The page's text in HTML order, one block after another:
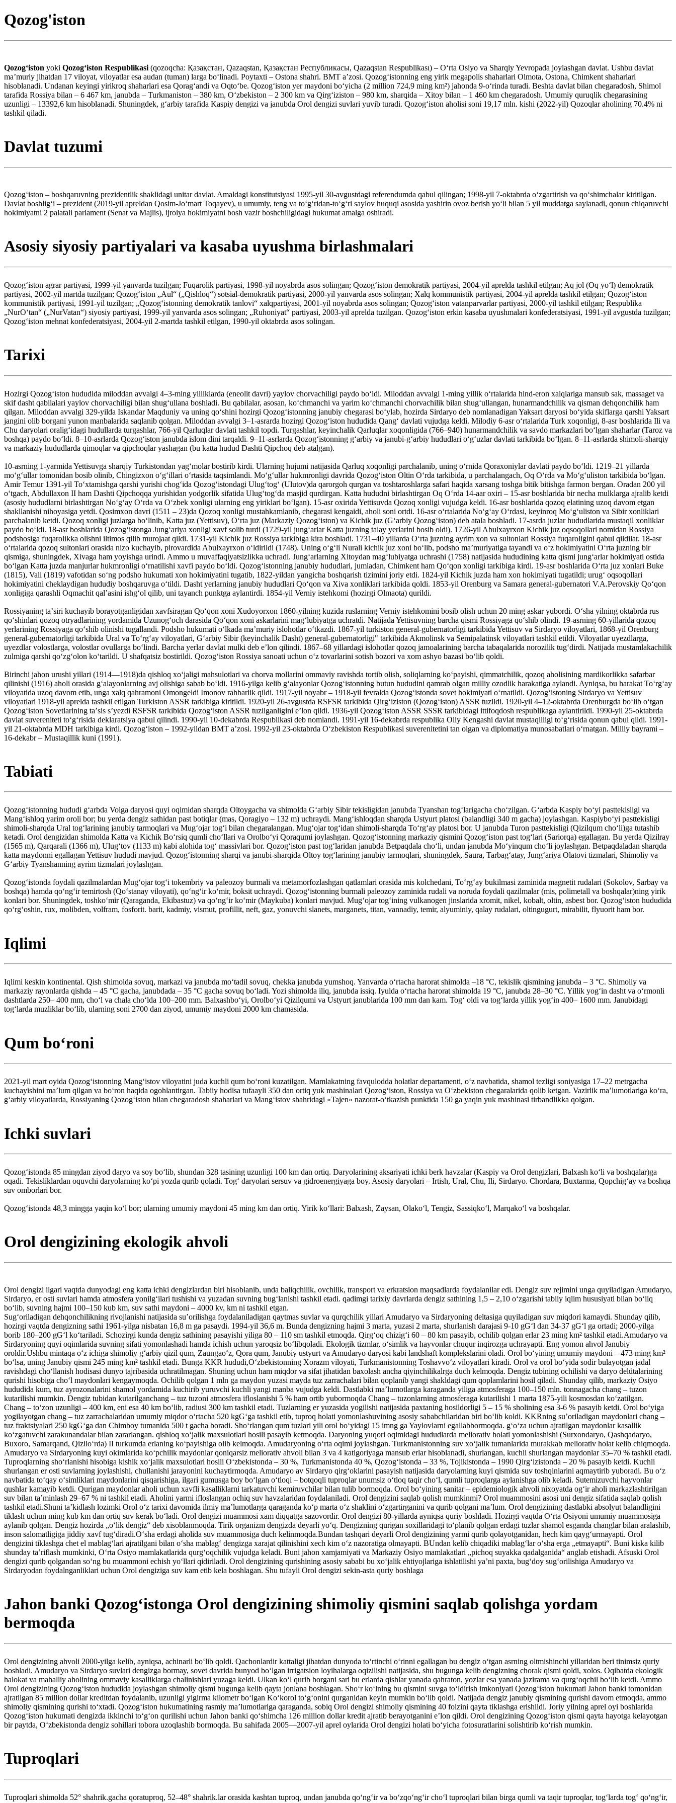
Qozog'iston
Qozogʻiston yoki Qozogʻiston Respublikasi (qozoqcha: Қазақстан, Qazaqstan, Қазақстан Республикасы, Qazaqstan Respublikası) – Oʻrta Osiyo va Sharqiy Yevropada joylashgan davlat. Ushbu davlat
maʼmuriy jihatdan 17 viloyat, viloyatlar esa audan (tuman) larga boʻlinadi. Poytaxti – Ostona shahri. BMT aʼzosi. Qozogʻistonning eng yirik megapolis shaharlari Olmota, Ostona, Chimkent shaharlari
hisoblanadi. Undanan keyingi yirikroq shaharlari esa Qoragʻandi va Oqtoʻbe. Qozogʻiston yer maydoni boʻyicha (2 million 724,9 ming km²) jahonda 9-oʻrinda turadi. Beshta davlat bilan chegaradosh, Shimol
tarafida Rossiya bilan – 6 467 km, janubda – Turkmaniston – 380 km, Oʻzbekiston – 2 300 km va Qirgʻiziston – 980 km, sharqida – Xitoy bilan – 1 460 km chegaradosh. Umumiy quruqlik chegarasining
uzunligi – 13392,6 km hisoblanadi. Shuningdek, gʻarbiy tarafida Kaspiy dengizi va janubda Orol dengizi suvlari yuvib turadi. Qozogʻiston aholisi soni 19,17 mln. kishi (2022-yil) Qozoqlar aholining 70.4% ni
tashkil qiladi.
Davlat tuzumi
Qozogʻiston – boshqaruvning prezidentlik shaklidagi unitar davlat. Amaldagi konstitutsiyasi 1995-yil 30-avgustdagi referendumda qabul qilingan; 1998-yil 7-oktabrda oʻzgartirish va qoʻshimchalar kiritilgan.
Davlat boshligʻi – prezident (2019-yil apreldan Qosim-Joʻmart Toqayev), u umumiy, teng va toʻgʻridan-toʻgʻri saylov huquqi asosida yashirin ovoz berish yoʻli bilan 5 yil muddatga saylanadi, qonun chiqaruvchi
hokimiyatni 2 palatali parlament (Senat va Majlis), ijroiya hokimiyatni bosh vazir boshchiligidagi hukumat amalga oshiradi.
Asosiy siyosiy partiyalari va kasaba uyushma birlashmalari
Qozogʻiston agrar partiyasi, 1999-yil yanvarda tuzilgan; Fuqarolik partiyasi, 1998-yil noyabrda asos solingan; Qozogʻiston demokratik partiyasi, 2004-yil aprelda tashkil etilgan; Aq jol (Oq yoʻl) demokratik
partiyasi, 2002-yil martda tuzilgan; Qozogʻiston „Aul“ („Qishloq“) sotsial-demokratik partiyasi, 2000-yil yanvarda asos solingan; Xalq kommunistik partiyasi, 2004-yil aprelda tashkil etilgan; Qozogʻiston
kommunistik partiyasi, 1991-yil tuzilgan; „Qozogʻistonning demokratik tanlovi“ xalqpartiyasi, 2001-yil noyabrda asos solingan; Qozogʻiston vatanparvarlar partiyasi, 2000-yil tashkil etilgan; Respublika
„NurOʻtan“ („NurVatan“) siyosiy partiyasi, 1999-yil yanvarda asos solingan; „Ruhoniyat“ partiyasi, 2003-yil aprelda tuzilgan. Qozogʻiston erkin kasaba uyushmalari konfederatsiyasi, 1991-yil avgustda tuzilgan;
Qozogʻiston mehnat konfederatsiyasi, 2004-yil 2-martda tashkil etilgan, 1990-yil oktabrda asos solingan.
Tarixi
Hozirgi Qozogʻiston hududida miloddan avvalgi 4–3-ming yilliklarda (eneolit davri) yaylov chorvachiligi paydo boʻldi. Miloddan avvalgi 1-ming yillik oʻrtalarida hind-eron xalqlariga mansub sak, massaget va
skif dasht qabilalari yaylov chorvachiligi bilan shugʻullana boshladi. Bu qabilalar, asosan, koʻchmanchi va yarim koʻchmanchi chorvachilik bilan shugʻullangan, hunarmandchilik va qisman dehqonchilik ham
qilgan. Miloddan avvalgi 329-yilda Iskandar Maqduniy va uning qoʻshini hozirgi Qozogʻistonning janubiy chegarasi boʻylab, hozirda Sirdaryo deb nomlanadigan Yaksart daryosi boʻyida skiflarga qarshi Yaksart
jangini olib borgani yunon manbalarida saqlanib qolgan. Miloddan avvalgi 3–1-asrarda hozirgi Qozogʻiston hududida Qangʻ davlati vujudga keldi. Milodiy 6-asr oʻrtalarida Turk xoqonligi, 8-asr boshlarida Ili va
Chu daryolari oraligʻidagi hudullarda turgashlar, 766-yil Qarluqlar davlati tashkil topdi. Turgashlar, keyinchalik Qarluqlar xoqonligida (766–940) hunarmandchilik va savdo markazlari boʻlgan shaharlar (Taroz va
boshqa) paydo boʻldi. 8–10-asrlarda Qozogʻiston janubda islom dini tarqaldi. 9–11-asrlarda Qozogʻistonning gʻarbiy va janubi-gʻarbiy hududlari oʻgʻuzlar davlati tarkibida boʻlgan. 8–11-asrlarda shimoli-sharqiy
va markaziy hududlarda qimoqlar va qipchoqlar yashagan (bu katta hudud Dashti Qipchoq deb atalgan).
10-asrning 1-yarmida Yettisuvga sharqiy Turkistondan yagʻmolar bostirib kirdi. Ularning hujumi natijasida Qarluq xoqonligi parchalanib, uning oʻrnida Qoraxoniylar davlati paydo boʻldi. 1219–21 yillarda
moʻgʻullar tomonidan bosib olinib, Chingizxon oʻgʻillari oʻrtasida taqsimlandi. Moʻgʻullar hukmronligi davrida Qozogʻiston Oltin Oʻrda tarkibida, u parchalangach, Oq Oʻrda va Moʻgʻuliston tarkibida boʻlgan.
Amir Temur 1391-yil Toʻxtamishga qarshi yurishi chogʻida Qozogʻistondagi Ulugʻtogʻ (Ulutov)da qarorgoh qurgan va toshtaroshlarga safari haqida xarsang toshga bitik bitishga farmon bergan. Oradan 200 yil
oʻtgach, Abdullaxon II ham Dashti Qipchoqqa yurishidan yodgorlik sifatida Ulugʻtogʻda masjid qurdirgan. Katta hududni birlashtirgan Oq Oʻrda 14-aar oxiri – 15-asr boshlarida bir necha mulklarga ajralib ketdi
(asosiy hududlarni birlashtirgan Noʻgʻay Oʻrda va Oʻzbek xonligi ularning eng yiriklari boʻlgan). 15-asr oxirida Yettisuvda Qozoq xonligi vujudga keldi. 16-asr boshlarida qozoq elatining uzoq davom etgan
shakllanishi nihoyasiga yetdi. Qosimxon davri (1511 – 23)da Qozoq xonligi mustahkamlanib, chegarasi kengaidi, aholi soni ortdi. 16-asr oʻrtalarida Noʻgʻay Oʻrdasi, keyinroq Moʻgʻuliston va Sibir xonliklari
parchalanib ketdi. Qozoq xonligi juzlarga boʻlinib, Katta juz (Yettisuv), Oʻrta juz (Markaziy Qozogʻiston) va Kichik juz (Gʻarbiy Qozogʻiston) deb atala boshladi. 17-asrda juzlar hududlarida mustaqil xonliklar
paydo boʻldi. 18-asr boshlarida Qozogʻistonga Jungʻariya xonligi xavf solib turdi (1729-yil jungʻarlar Katta juzning talay yerlarini bosib oldi). 1726-yil Abulxayrxon Kichik juz oqsoqollari nomidan Rossiya
podshosiga fuqarolikka olishni iltimos qilib murojaat qildi. 1731-yil Kichik juz Rossiya tarkibiga kira boshladi. 1731–40 yillarda Oʻrta juzning ayrim xon va sultonlari Rossiya fuqaroligini qabul qildilar. 18-asr
oʻrtalarida qozoq sultonlari orasida nizo kuchayib, pirovardida Abulxayrxon oʻldirildi (1748). Uning oʻgʻli Nurali kichik juz xoni boʻlib, podsho maʼmuriyatiga tayandi va oʻz hokimiyatini Oʻrta juzning bir
qismiga, shuningdek, Xivaga ham yoyishga urindi. Ammo u muvaffaqiyatsizlikka uchradi. Jungʻarlarning Xitoydan magʻlubiyatga uchrashi (1758) natijasida hududining katta qismi jungʻarlar hokimiyati ostida
boʻlgan Katta juzda manjurlar hukmronligi oʻrnatilishi xavfi paydo boʻldi. Qozogʻistonning janubiy hududlari, jumladan, Chimkent ham Qoʻqon xonligi tarkibiga kirdi. 19-asr boshlarida Oʻrta juz xonlari Buke
(1815), Vali (1819) vafotidan soʻng podsho hukumati xon hokimiyatini tugatib, 1822-yildan yangicha boshqarish tizimini joriy etdi. 1824-yil Kichik juzda ham xon hokimiyati tugatildi; urugʻ oqsoqollari
hokimiyatini cheklaydigan hududiy boshqaruvga oʻtildi. Dasht yerlarning janubiy hududlari Qoʻqon va Xiva xonliklari tarkibida qoldi. 1853-yil Orenburg va Samara general-gubernatori V.A.Perovskiy Qoʻqon
xonligiga qarashli Oqmachit qalʼasini ishgʻol qilib, uni tayanch punktga aylantirdi. 1854-yil Verniy istehkomi (hozirgi Olmaota) qurildi.
Rossiyaning taʼsiri kuchayib borayotganligidan xavfsiragan Qoʻqon xoni Xudoyorxon 1860-yilning kuzida ruslarning Verniy istehkomini bosib olish uchun 20 ming askar yubordi. Oʻsha yilning oktabrda rus
qoʻshinlari qozoq otryadlarining yordamida Uzunogʻoch darasida Qoʻqon xoni askarlarini magʻlubiyatga uchratdi. Natijada Yettisuvning barcha qismi Rossiyaga qoʻshib olindi. 19-asrning 60-yillarida qozoq
yerlarining Rossiyaga qoʻshib olinishi tugallandi. Podsho hukumati oʻlkada maʼmuriy islohotlar oʻtkazdi. 1867-yil turkiston general-gubernatorligi tarkibida Yettisuv va Sirdaryo viloyatlari, 1868-yil Orenburg
general-gubernatorligi tarkibida Ural va Toʻrgʻay viloyatlari, Gʻarbiy Sibir (keyinchalik Dasht) general-gubernatorligi" tarkibida Akmolinsk va Semipalatinsk viloyatlari tashkil etildi. Viloyatlar uyezdlarga,
uyezdlar volostlarga, volostlar ovullarga boʻlindi. Barcha yerlar davlat mulki deb eʼlon qilindi. 1867–68 yillardagi islohotlar qozoq jamoalarining barcha tabaqalarida norozilik tugʻdirdi. Natijada mustamlakachilik
zulmiga qarshi qoʻzgʻolon koʻtarildi. U shafqatsiz bostirildi. Qozogʻiston Rossiya sanoati uchun oʻz tovarlarini sotish bozori va xom ashyo bazasi boʻlib qoldi.
Birinchi jahon urushi yillari (1914—1918)da qishloq xoʻjaligi mahsulotlari va chorva mollarini ommaviy ravishda tortib olish, soliqlarning koʻpayishi, qimmatchilik, qozoq aholisining mardikorlikka safarbar
qilinishi (1916) aholi orasida gʻalayonlarning avj olishiga sabab boʻldi. 1916-yilga kelib gʻalayonlar Qozogʻistonning butun hududini qamrab olgan milliy ozodlik harakatiga aylandi. Ayniqsa, bu harakat Toʻrgʻay
viloyatida uzoq davom etib, unga xalq qahramoni Omongeldi Imonov rahbarlik qildi. 1917-yil noyabr – 1918-yil fevralda Qozogʻistonda sovet hokimiyati oʻrnatildi. Qozogʻistoning Sirdaryo va Yettisuv
viloyatlari 1918-yil aprelda tashkil etilgan Turkiston ASSR tarkibiga kiritildi. 1920-yil 26-avgustda RSFSR tarkibida Qirgʻiziston (Qozogʻiston) ASSR tuzildi. 1920-yil 4–12-oktabrda Orenburgda boʻlib oʻtgan
Qozogʻiston Sovetlarining taʼsis sʼyezdi RSFSR tarkibida Qozogʻiston ASSR tuzilganligini eʼlon qildi. 1936-yil Qozogʻiston ASSR SSSR tarkibidagi ittifoqdosh respublikaga aylantirildi. 1990-yil 25-oktabrda
davlat suvereniteti toʻgʻrisida deklaratsiya qabul qilindi. 1990-yil 10-dekabrda Respublikasi deb nomlandi. 1991-yil 16-dekabrda respublika Oliy Kengashi davlat mustaqilligi toʻgʻrisida qonun qabul qildi. 1991-
yil 21-oktabrda MDH tarkibiga kirdi. Qozogʻiston – 1992-yildan BMT aʼzosi. 1992-yil 23-oktabrda Oʻzbekiston Respublikasi suverenitetini tan olgan va diplomatiya munosabatlari oʻrnatgan. Milliy bayrami –
16-dekabr – Mustaqillik kuni (1991).
Tabiati
Qozogʻistonning hududi gʻarbda Volga daryosi quyi oqimidan sharqda Oltoygacha va shimolda Gʻarbiy Sibir tekisligidan janubda Tyanshan togʻlarigacha choʻzilgan. Gʻarbda Kaspiy boʻyi pasttekisligi va
Mangʻishloq yarim oroli bor; bu yerda dengiz sathidan past botiqlar (mas, Qoragiyo – 132 m) uchraydi. Mangʻishloqdan sharqda Ustyurt platosi (balandligi 340 m gacha) joylashgan. Kaspiyboʻyi pasttekisligi
shimoli-sharqda Ural togʻlarining janubiy tarmoqlari va Mugʻojar togʻi bilan chegaralangan. Mugʻojar togʻidan shimoli-sharqda Toʻrgʻay platosi bor. U janubda Turon pasttekisligi (Qizilqum choʻli)ga tutashib
ketadi. Orol dengizidan shimolda Katta va Kichik Boʻrsiq qumli choʻllari va Orolboʻyi Qoraqumi joylashgan. Qozogʻistonning markaziy qismini Qozogʻiston past togʻlari (Sariorqa) egallagan. Bu yerda Qizilray
(1565 m), Qarqarali (1366 m), Ulugʻtov (1133 m) kabi alohida togʻ massivlari bor. Qozogʻiston past togʻlaridan janubda Betpaqdala choʻli, undan janubda Moʻyinqum choʻli joylashgan. Betpaqdaladan sharqda
katta maydonni egallagan Yettisuv hududi mavjud. Qozogʻistonning sharqi va janubi-sharqida Oltoy togʻlarining janubiy tarmoqlari, shuningdek, Saura, Tarbagʻatay, Jungʻariya Olatovi tizmalari, Shimoliy va
Gʻarbiy Tyanshanning ayrim tizmalari joylashgan.
Qozogʻistonda foydali qazilmalardan Mugʻojar togʻi tokembriy va paleozoy burmali va metamorfozlashgan qatlamlari orasida mis kolchedani, Toʻrgʻay bukilmasi zaminida magnetit rudalari (Sokolov, Sarbay va
boshqa) hamda qoʻngʻir temirtosh (Qoʻstanay viloyati), qoʻngʻir koʻmir, boksit uchraydi. Qozogʻistonning burmali paleozoy zaminida rudali va noruda foydali qazilmalar (mis, polimetall va boshqalar)ning yirik
konlari bor. Shuningdek, toshkoʻmir (Qaraganda, Ekibastuz) va qoʻngʻir koʻmir (Maykuba) konlari mavjud. Mugʻojar togʻining vulkanogen jinslarida xromit, nikel, kobalt, oltin, asbest bor. Qozogʻiston hududida
qoʻrgʻoshin, rux, molibden, volfram, fosforit. barit, kadmiy, vismut, profillit, neft, gaz, yonuvchi slanets, marganets, titan, vannadiy, temir, alyuminiy, qalay rudalari, oltingugurt, mirabilit, flyuorit ham bor.
Iqlimi
Iqlimi keskin kontinental. Qish shimolda sovuq, markazi va janubda moʻtadil sovuq, chekka janubda yumshoq. Yanvarda oʻrtacha harorat shimolda –18 °C, tekislik qismining janubda – 3 °C. Shimoliy va
markaziy rayonlarda qishda – 45 °C gacha, janubdada – 35 °C gacha sovuq boʻladi. Yozi shimolda iliq, janubda issiq. Iyulda oʻrtacha harorat shimolda 19 °C, janubda 28–30 °C. Yillik yogʻin dasht va oʻrmonli
dashtlarda 250– 400 mm, choʻl va chala choʻlda 100–200 mm. Balxashboʻyi, Orolboʻyi Qizilqumi va Ustyurt janublarida 100 mm dan kam. Togʻ oldi va togʻlarda yillik yogʻin 400– 1600 mm. Janubidagi
togʻlarda muzliklar boʻlib, ularning soni 2700 dan ziyod, umumiy maydoni 2000 km chamasida.
Qum boʻroni
2021-yil mart oyida Qozogʻistonning Mangʻistov viloyatini juda kuchli qum boʻroni kuzatilgan. Mamlakatning favqulodda holatlar departamenti, oʻz navbatida, shamol tezligi soniyasiga 17–22 metrgacha
kuchayishini maʼlum qilgan va boʻron haqida ogohlantirgan. Tabiiy hodisa tufaayli 350 dan ortiq yuk mashinalari Qozogʻiston, Rossiya va Oʻzbekiston chegaralarida qolib ketgan. Vazirlik maʼlumotlariga koʻra,
gʻarbiy viloyatlarda, Rossiyaning Qozogʻiston bilan chegaradosh shaharlari va Mangʻistov shahridagi «Tajen» nazorat-oʻtkazish punktida 150 ga yaqin yuk mashinasi tirbandlikka qolgan.
Ichki suvlari
Qozogʻistonda 85 mingdan ziyod daryo va soy boʻlib, shundan 328 tasining uzunligi 100 km dan ortiq. Daryolarining aksariyati ichki berk havzalar (Kaspiy va Orol dengizlari, Balxash koʻli va boshqalar)ga
oqadi. Tekisliklardan oquvchi daryolarning koʻpi yozda qurib qoladi. Togʻ daryolari sersuv va gidroenergiyaga boy. Asosiy daryolari – Irtish, Ural, Chu, Ili, Sirdaryo. Chordara, Buxtarma, Qopchigʻay va boshqa
suv omborlari bor.
Qozogʻistonda 48,3 mingga yaqin koʻl bor; ularning umumiy maydoni 45 ming km dan ortiq. Yirik koʻllari: Balxash, Zaysan, Olakoʻl, Tengiz, Sassiqkoʻl, Marqakoʻl va boshqalar.
Orol dengizining ekologik ahvoli
Orol dengizi ilgari vaqtda dunyodagi eng katta ichki dengizlardan biri hisoblanib, unda baliqchilik, ovchilik, transport va erkratsion maqsadlarda foydalanilar edi. Dengiz suv rejimini unga quyiladigan Amudaryo,
Sirdaryo, er osti suvlari hamda atmosfera yonilgʻilari tushishi va yuzadan suvning bugʻlanishi tashkil etadi. qadimgi tarixiy davrlarda dengiz sathining 1,5 – 2,10 oʻzgarishi tabiiy iqlim hususiyati bilan boʻliq
boʻlib, suvning hajmi 100–150 kub km, suv sathi maydoni – 4000 kv, km ni tashkil etgan.
Sugʻoriladigan dehqonchilikning rivojlanishi natijasida suʼorilishga foydalaniladigan qaytmas suvlar va qurqchilik yillari Amudaryo va Sirdaryoning deltasiga quyiladigan suv miqdori kamaydi. Shunday qilib,
hozirgi vaqtda dengizning sathi 1961-yilga nisbatan 16,8 m ga pasaydi. 1994-yil 36,6 m. Bunda dengizning hajmi 3 marta, yuzasi 2 marta, shurlanish darajasi 9-10 gGʻl dan 34-37 gGʻl ga ortadi; 2000-yilga
borib 180–200 gGʻl koʻtariladi. Schozirgi kunda dengiz sathining pasayishi yiliga 80 – 110 sm tashkil etmoqda. Qirgʻoq chizigʻi 60 – 80 km pasayib, ochilib qolgan erlar 23 ming km² tashkil etadi.Amudaryo va
Sirdaryoning quyi oqimlarida suvning sifati yomonlashadi hamda ichish uchun yaroqsiz boʻlibqoladi. Ekologik tizmlar, oʻsimlik va hayvonlar chuqur inqirozga uchrayapti. Eng yomon ahvol Janubiy
oroldir.Ushbu mintaqa oʻz ichiga shimoliy gʻarbiy qizil qum, Zaungaoʻz, Qora qum, Janubiy ustyurt va Amudaryo daryosi kabi landshaft komplekslarini oladi. Orol boʻyining umumiy maydoni – 473 ming km²
boʻlsa, uning Janubiy qismi 245 ming km² tashkil etadi. Bunga KKR hududi,Oʻzbekistonning Xorazm viloyati, Turkmanistonning Toshavvoʻz viloyatlari kiradi. Orol va orol boʻyida sodir bulayotgan jadal
ravishdagi choʻllanish hodisasi dunyo tajribasida uchratilmagan. Shuning uchun ham miqdor va sifat jihatidan baxolash ancha qiyinchilikalrga duch kelmoqda. Dengiz tubining ochilishi va daryo delütalarining
qurishi hisobiga choʻl maydonlari kengaymoqda. Ochilib qolgan 1 mln ga maydon yuzasi mayda tuz zarrachalari bilan qoplanib yangi shakldagi qum qoplamlarini hosil qiladi. Shunday qilib, markaziy Osiyo
hududida kum, tuz ayrozonalarini shamol yordamida kuchirib yuruvchi kuchli yangi manba vujudga keldi. Dastlabki maʼlumotlarga karaganda yiliga atmosferaga 100–150 mln. tonnagacha chang – tuzon
kutarilishi mumkin. Dengiz tubidan kutarilganchang – tuz tuzoni atmosfera ifloslanishi 5 % ham ortib yubormoqda Chang – tuzonlarning atmosferaga kutarilishi 1 marta 1875-yili kosmosdan koʻzatilgan.
Chang – toʻzon uzunligi – 400 km, eni esa 40 km boʻlib, radiusi 300 km tashkil etadi. Tuzlarning er yuzasida yogilishi natijasida paxtaning hosildorligi 5 – 15 % sholining esa 3-6 % pasayib ketdi. Orol boʻyiga
yogilayotgan chang – tuz zarrachalaridan umumiy miqdor oʻrtacha 520 kgGʻga tashkil etib, tuproq holati yomonlashuvining asosiy sababchilaridan biri boʻlib koldi. KKRning suʼoriladigan maydonlari chang –
tuz fraktsiyalari 250 kgGʻga dan Chimboy tumanida 500 t gacha boradi. Shoʻrlangan qum tuzlari yili orol boʻyidagi 15 imng ga Yaylovlarni egallabbormoqda. gʻoʻza uchun ajratilgan maydonlar kasallik
koʻzgatuvchi zarakunandalar bilan zararlangan. qishloq xoʻjalik maxsulotlari hosili pasayib ketmoqda. Daryoning yuqori oqimidagi hududlarda meliorativ holati yomonlashishi (Surxondaryo, Qashqadaryo,
Buxoro, Samarqand, Qiziloʻrda) II turkumda erlaning koʻpayishiga olib kelmoqda. Amudaryoning oʻrta oqimi joylashgan. Turkmanistonning suv xoʻjalik tumanlarida murakkab meliorativ holat kelib chiqmoqda.
Amudaryo va Sirdaryoning kuyi okimlarida koʻpchilik maydonlar qoniqarsiz meliorativ ahvoli bilan 3 va 4 katigoriyaga mansub erlar hisoblanadi, shurlangan, kuchli shurlangan maydonlar 35–70 % tashkil etadi.
Tuproqlarning shoʻrlanishi hisobiga kishlk xoʻjalik maxsulotlari hosili Oʻzbekistonda – 30 %, Turkmanistonda 40 %, Qozogʻistonda – 33 %, Tojikistonda – 1990 Qirgʻizistonda – 20 % pasayib ketdi. Kuchli
shurlangan er osti suvlarning joylashishi, chullanishi jarayonini kuchaytirmoqda. Amudaryo av Sirdaryo qirgʻoklarini pasayish natijasida daryolarning kuyi qismida suv toshqinlarini aqmaytirib yuboradi. Bu oʻz
navbatida toʻqay oʻsimliklari maydonlarini qisqarishiga, ilgari gumusga boy boʻlgan oʻtloqi – botqoqli tuproqlar unumsiz oʻtloq taqir choʻl, qumli tuproqlarga aylanishga olib keladi. Sutemizuvchi hayvonlar
qushlar kamayib ketdi. Qurigan maydonlar aholi uchun xavfli kasalliklarni tarkatuvchi kemiruvchilar bilan tulib bormoqda. Orol boʻyining sanitar – epidemiologik ahvoli nixoyatda ogʻir aholi markazlashtirilgan
suv bilan taʼminlash 29–67 % ni tashkil etadi. Aholini yarmi ifloslangan ochiq suv havzalaridan foydalaniladi. Orol dengizini saqlab qolish mumkinmi? Orol muammosini asosi uni dengiz sifatida saqlab qolish
tashkil etadi.Shuni taʼkidlash lozimki Orol oʻz tarixi davomida ilmiy maʼlumotlarga qaraganda koʻp marta oʻz shaklini oʻzgartirganini va qurib qolgani maʼlum. Orol dengizining dastlabki absolyut balandligini
tiklash uchun ming kub km dan ortiq suv kerak boʻladi. Orol dengizi muammosi xam diqqatga sazovordir. Orol dengizi 80-yillarda ayniqsa quriy boshladi. Hozirgi vaqtda Oʻrta Osiyoni umumiy muammosiga
aylanib qolgan. Dengiz hozirda „oʻlik dengiz“ deb xisoblanmoqda. Tirik organizm dengizda deyarli yoʻq. Dengizning qurigan soxillaridagi toʻplanib qolgan erdagi tuzlar shamol esganda changlar bilan aralashib,
inson salomatligiga jiddiy xavf tugʻdiradi.Oʻsha erdagi aholida suv muammosiga duch kelinmoqda.Bundan tashqari deyarli Orol dengizining yarmi qurib qolayotganidan, hech kim qaygʻurmayapti. Orol
dengizini tiklashga chet el mablagʻlari ajratilgani bilan oʻsha mablagʻ dengizga xarajat qilinishini xech kim oʻz nazoratiga olmayapti. BUndan kelib chiqadiki mablagʻlar oʻsha erga „etmayapti“. Buni kiska kilib
shunday taʼriflash mumkinki, Oʻrta Osiyo mamlakatlarida qurgʻoqchilik vujudga keladi. Buni jahon xamjamiyati va Markaziy Osiyo mamlakatlari „pichoq suyakka qadalganida“ anglab etishadi. Afsuski Orol
dengizi qurib qolgandan soʻng bu muammoni echish yoʻllari qidiriladi. Orol dengizining qurishining asosiy sababi bu xoʻjalik ehtiyojlariga ishlatilishi yaʼni paxta, bugʻdoy sugʻorilishiga Amudaryo va
Sirdaryodan foydalnganliklari uchun Orol dengiziga suv kam etib kela boshlagan. Shu tufayli Orol dengizi sekin-asta quriy boshlaga
Jahon banki Qozogʻistonga Orol dengizining shimoliy qismini saqlab qolishga yordam
bermoqda
Orol dengizining ahvoli 2000-yilga kelib, ayniqsa, achinarli boʻlib qoldi. Qachonlardir kattaligi jihatdan dunyoda toʻrtinchi oʻrinni egallagan bu dengiz oʻtgan asrning oltmishinchi yillaridan beri tinimsiz quriy
boshladi. Amudaryo va Sirdaryo suvlari dengizga bormay, sovet davrida bunyod boʻlgan irrigatsion loyihalarga oqizilishi natijasida, shu bugunga kelib dengizning chorak qismi qoldi, xolos. Oqibatda ekologik
halokat va mahalliy aholining ommaviy kasalliklarga chalinishlari yuzaga keldi. Ulkan koʻl qurib borgani sari bu erlarda qishlar yanada qahraton, yozlar esa yanada jazirama va qurgʻoqchil boʻlib ketdi. Ammo
Orol dengizining Qozogʻiston hududida joylashgan shimoliy qismi bugunga kelib qayta jonlana boshlagan. Shoʻr koʻlning bu qismini suvga toʻldirish imkoniyati Qozogʻiston hukumati Jahon banki tomonidan
ajratilgan 85 million dollar kreditdan foydalanib, uzunligi yigirma kilometr boʻlgan Koʻkorol toʻgʻonini qurganidan keyin mumkin boʻlib qoldi. Natijada dengiz janubiy qismining qurishi davom etmoqda, ammo
shimoliy qismining qurishi toʻxtadi. Qozogʻiston hukumatining rasmiy maʼlumotlariga qaraganda, sobiq Orol dengizi shimoliy qismining 40 foizini qayta tiklashga erishildi. Joriy yilning aprel oyi boshlarida
Qozogʻiston hukumati dengizda ikkinchi toʻgʻon qurilishi uchun Jahon banki qoʻshimcha 126 million dollar kredit ajratib berayotganini eʼlon qildi. Orol dengizining Qozogʻiston qismi qayta hayotga kelayotgan
bir paytda, Oʻzbekistonda dengiz sohillari tobora uzoqlashib bormoqda. Bu sahifada 2005—2007-yil aprel oylarida Orol dengizi holati boʻyicha fotosuratlarini solishtirib koʻrish mumkin.
Tuproqlari
Tuproqlari shimolda 52° shahrik.gacha qoratuproq, 52–48° shahrik.lar orasida kashtan tuproq, undan janubda qoʻngʻir va boʻzqoʻngʻir choʻl tuproqlari bilan birga qumli va taqir tuproqlar, togʻlarda togʻ qoʻngʻir,